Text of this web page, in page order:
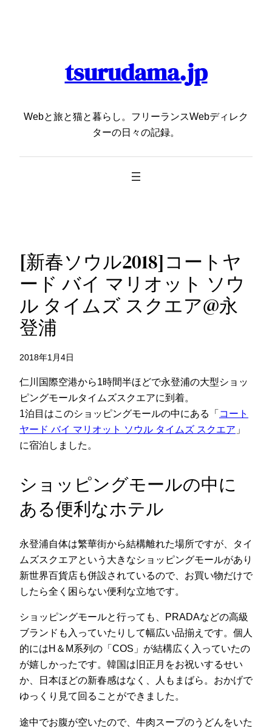
tsurudama.jp
Webと旅と猫と暮らし。フリーランスWebディレク
ターの日々の記録。
[新春ソウル2018]コートヤ
ード バイ マリオット ソウ
ル タイムズ スクエア@永
登浦
2018年1月4日
仁川国際空港から1時間半ほどで永登浦の大型ショッ
ピングモールタイムズスクエアに到着。
1泊目はこのショッピングモールの中にある「コート
ヤード バイ マリオット ソウル タイムズ スクエア 」
に宿泊しました。
ショッピングモールの中に
ある便利なホテル
永登浦自体は繁華街から結構離れた場所ですが、タイ
ムズスクエアという大きなショッピングモールがあり
新世界百貨店も併設されているので、お買い物だけで
したら全く困らない便利な立地です。
ショッピングモールと行っても、PRADAなどの高級
ブランドも入っていたりして幅広い品揃えです。個人
的にはH＆M系列の「COS」が結構広く入っていたの
が嬉しかったです。韓国は旧正月をお祝いするせい
か、日本ほどの新春感はなく、人もまばら。おかげで
ゆっくり見て回ることができました。
途中でお腹が空いたので、牛肉スープのうどんをいた